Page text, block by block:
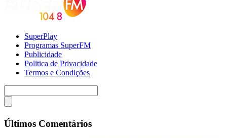
SuperPlay
Programas SuperFM
Publicidade
Politica de Privacidade
Termos e Condições
Últimos Comentários